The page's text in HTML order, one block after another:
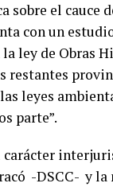
sobre el cauce
con un
ley de Obras
restantes
leyes
parte”.
-DSCC- y la